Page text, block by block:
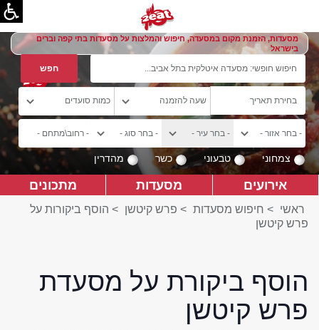
מסעדות, הזמנת מקום במסעדה, חיפוש והמלצות על מסעדות בתי קפה וברים
בישראל
צמחוני טבעוני כשר מהדרין
אירועים מסעדות מתכונים
ראשי > חיפוש מסעדות > פרש קיטשן > הוסף ביקורות על
פרש קיטשן
הוסף ביקורת על מסעדת
פרש קיטשן